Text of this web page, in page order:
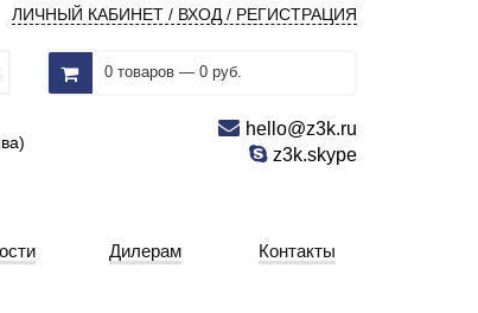
ЛИЧНЫЙ КАБИНЕТ / ВХОД / РЕГИСТРАЦИЯ
0 товаров — 0 руб.
hello@z3k.ru
z3k.skype
Дилерам Контакты